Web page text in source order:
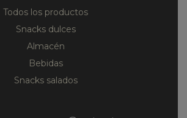
Todos los productos
Snacks dulces
Almacén
Bebidas
Snacks salados